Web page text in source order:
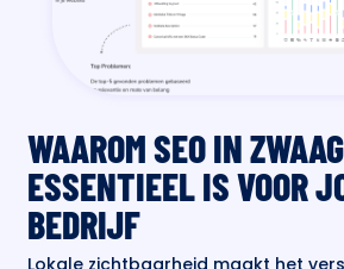
WAAROM SEO IN
ESSENTIEEL IS VOOR
BEDRIJF